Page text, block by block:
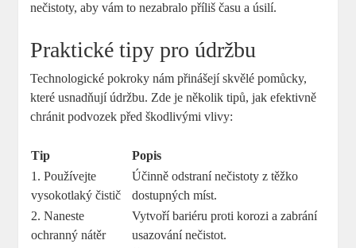
nečistoty, aby vám to nezabralo příliš času a úsilí.
Praktické tipy pro údržbu
Technologické pokroky nám přinášejí skvělé pomůcky,
které usnadňují údržbu. Zde je několik tipů, jak efektivně
chránit podvozek před škodlivými vlivy:
Tip
Popis
1. Používejte
vysokotlaký čistič
Účinně odstraní nečistoty z těžko
dostupných míst.
2. Naneste
ochranný nátěr
Vytvoří bariéru proti korozi a zabrání
usazování nečistot.